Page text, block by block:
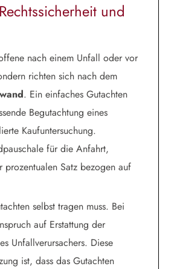
und
nach einem Unfall oder vor
richten sich nach dem
. Ein einfaches Gutachten
Begutachtung eines
Kaufuntersuchung.
für die Anfahrt,
prozentualen Satz bezogen auf
selbst tragen muss. Bei
auf Erstattung der
Unfallverursachers. Diese
ist, dass das Gutachten